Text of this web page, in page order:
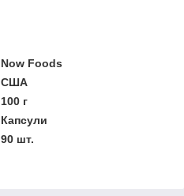
Now Foods
США
100 г
Капсули
90 шт.